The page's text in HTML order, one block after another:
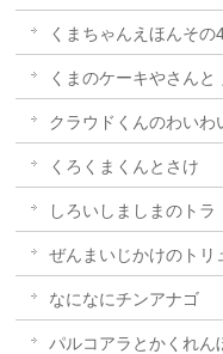
くまちゃんえほんその
くまのケーキやさん
クラウドくんのわいわ
くろくまくんとさけ
しろいしましまのトラ
ぜんまいじかけのトリ
なになにチンアナゴ
パルコアラとかくれ